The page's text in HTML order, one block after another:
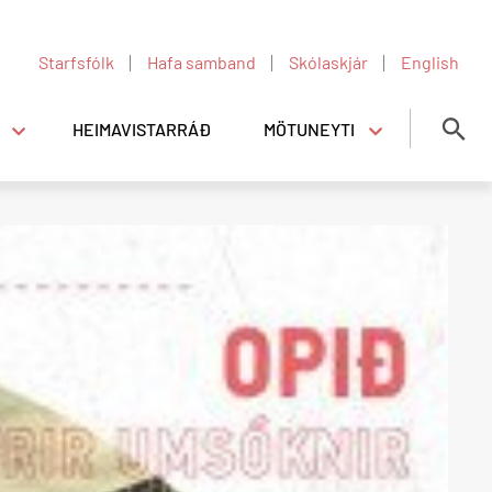
á Heimavist MA og VMA
HEIMAVISTARRÁÐ MÖTUNEYTI
Matseðill
Starfsfólk Hafa samband Skólaskjár English